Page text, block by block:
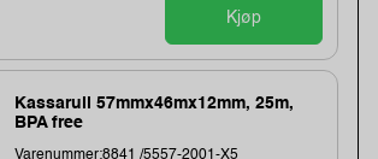
Kjøp
Kassarull 57mmx46mx12mm, 25m,
BPA free
Varenummer:8841 /5557-2001-X5